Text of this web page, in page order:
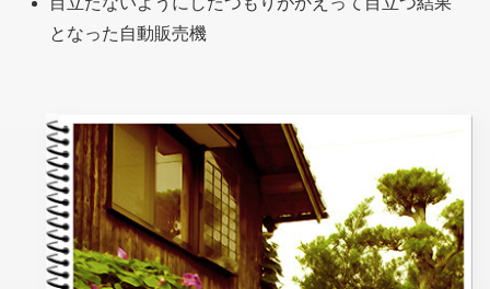
となった自動販売機